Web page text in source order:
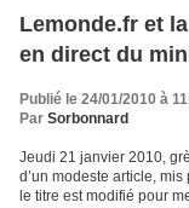
Lemonde.fr et
en direct du
Publié le 24/01/2010 à
Par Sorbonnard
Jeudi 21 janvier 2010,
d’un modeste article,
le titre est modifié pour